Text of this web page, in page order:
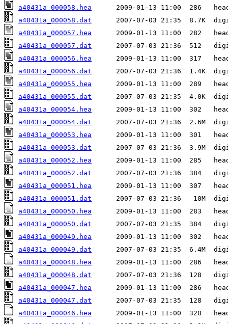
a40431a_000058.hea
a40431a_000058.dat
a40431a_000057.hea
a40431a_000057.dat
a40431a_000056.hea
a40431a_000056.dat
a40431a_000055.hea
a40431a_000055.dat
a40431a_000054.hea
a40431a_000054.dat
a40431a_000053.hea
a40431a_000053.dat
a40431a_000052.hea
a40431a_000052.dat
a40431a_000051.hea
a40431a_000051.dat
a40431a_000050.hea
a40431a_000050.dat
a40431a_000049.hea
a40431a_000049.dat
a40431a_000048.hea
a40431a_000048.dat
a40431a_000047.hea
a40431a_000047.dat
a40431a_000046.hea